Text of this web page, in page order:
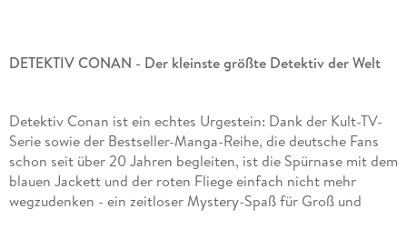
DETEKTIV CONAN - Der kleinste größte Detektiv der Welt
Detektiv Conan ist ein echtes Urgestein: Dank der Kult-TV-
Serie sowie der Bestseller-Manga-Reihe, die deutsche Fans
schon seit über 20 Jahren begleiten, ist die Spürnase mit dem
blauen Jackett und der roten Fliege einfach nicht mehr
wegzudenken - ein zeitloser Mystery-Spaß für Groß und